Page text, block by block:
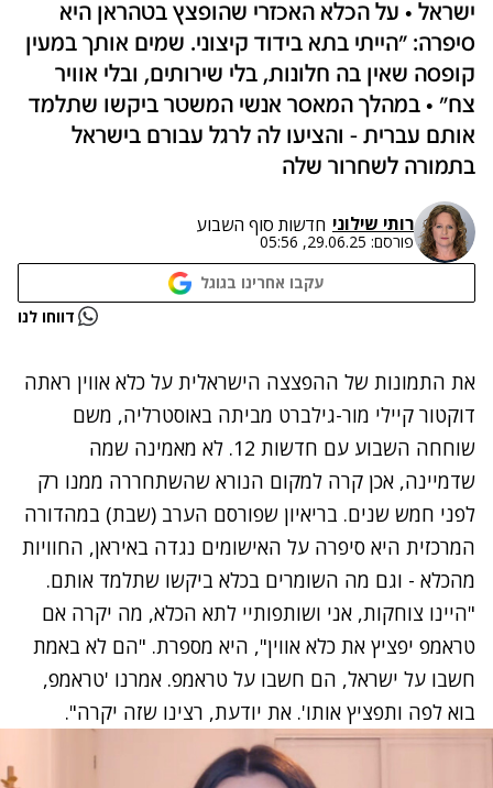
ישראל • על הכלא האכזרי שהופצץ בטהראן היא
סיפרה: "הייתי בתא בידוד קיצוני. שמים אותך במעין
קופסה שאין בה חלונות, בלי שירותים, ובלי אוויר
צח" • במהלך המאסר אנשי המשטר ביקשו שתלמד
אותם עברית - והציעו לה לרגל עבורם בישראל
בתמורה לשחרור שלה
רותי שילוני חדשות סוף השבוע
פורסם: 29.06.25, 05:56
עקבו אחרינו בגוגל
נתקלנו בבעיה דווחו לנו
את התמונות של ההפצצה הישראלית על כלא אווין ראתה
דוקטור קיילי מור-גילברט מביתה באוסטרליה, משם
שוחחה השבוע עם חדשות 12. לא מאמינה שמה
שדמיינה, אכן קרה למקום הנורא שהשתחררה ממנו רק
לפני חמש שנים. בריאיון שפורסם הערב (שבת) במהדורה
המרכזית היא סיפרה על האישומים נגדה באיראן, החוויות
מהכלא - וגם מה השומרים בכלא ביקשו שתלמד אותם.
"היינו צוחקות, אני ושותפותיי לתא הכלא, מה יקרה אם
טראמפ יפציץ את כלא אווין", היא מספרת. "הם לא באמת
חשבו על ישראל, הם חשבו על טראמפ. אמרנו 'טראמפ,
בוא לפה ותפציץ אותו'. את יודעת, רצינו שזה יקרה".